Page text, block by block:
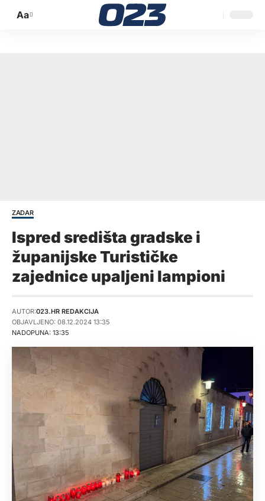
Promijeni
Aa
ZADAR
Ispred središta gradske i
županijske Turističke
zajednice upaljeni lampioni
NADOPUNA: 13:35
AUTOR:023.HR REDAKCIJA
OBJAVLJENO: 08.12.2024 13:35